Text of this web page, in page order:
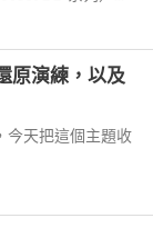
原演練，以及
今天把這個主題收